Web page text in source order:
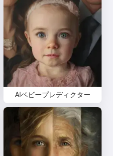
AIベビープレディクター